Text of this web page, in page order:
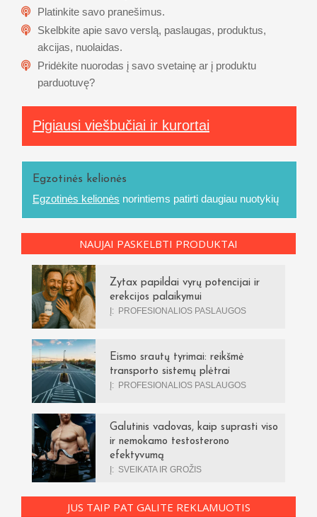
Platinkite savo pranešimus.
Skelbkite apie savo verslą, paslaugas, produktus,
akcijas, nuolaidas.
Pridėkite nuorodas į savo svetainę ar į produktu
parduotuvę?
Pigiausi viešbučiai ir kurortai
Egzotinės kelionės
Egzotinės kelionės norintiems patirti daugiau nuotykių
NAUJAI PASKELBTI PRODUKTAI
Zytax papildai vyrų potencijai ir
erekcijos palaikymui
Į: PROFESIONALIOS PASLAUGOS
Eismo srautų tyrimai: reikšmė
transporto sistemų plėtrai
Į: PROFESIONALIOS PASLAUGOS
Galutinis vadovas, kaip suprasti viso
ir nemokamo testosterono
efektyvumą
Į: SVEIKATA IR GROŽIS
JUS TAIP PAT GALITE REKLAMUOTIS